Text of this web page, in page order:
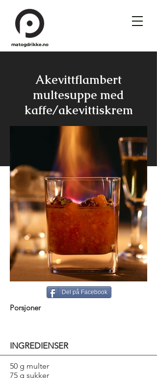
matogdrikke.no
Akevittflambert
multesuppe med
kaffe/akevittiskrem
Del på Facebook
Porsjoner
INGREDIENSER
50 g multer
75 g sukker